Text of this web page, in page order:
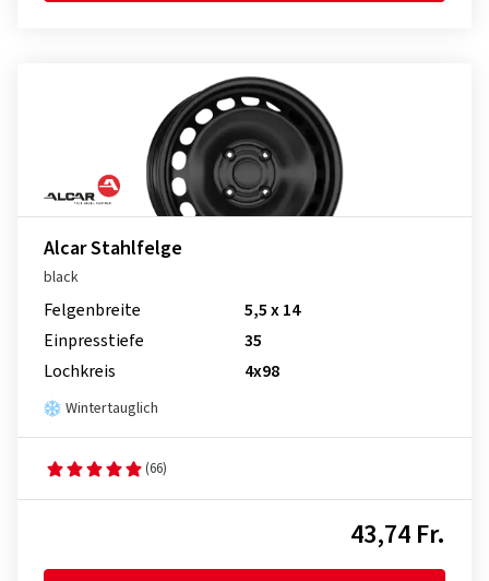
Alcar Stahlfelge
black
Felgenbreite
5,5 x 14
Einpresstiefe
35
Lochkreis
4x98
Wintertauglich
(66)
43,74 Fr.